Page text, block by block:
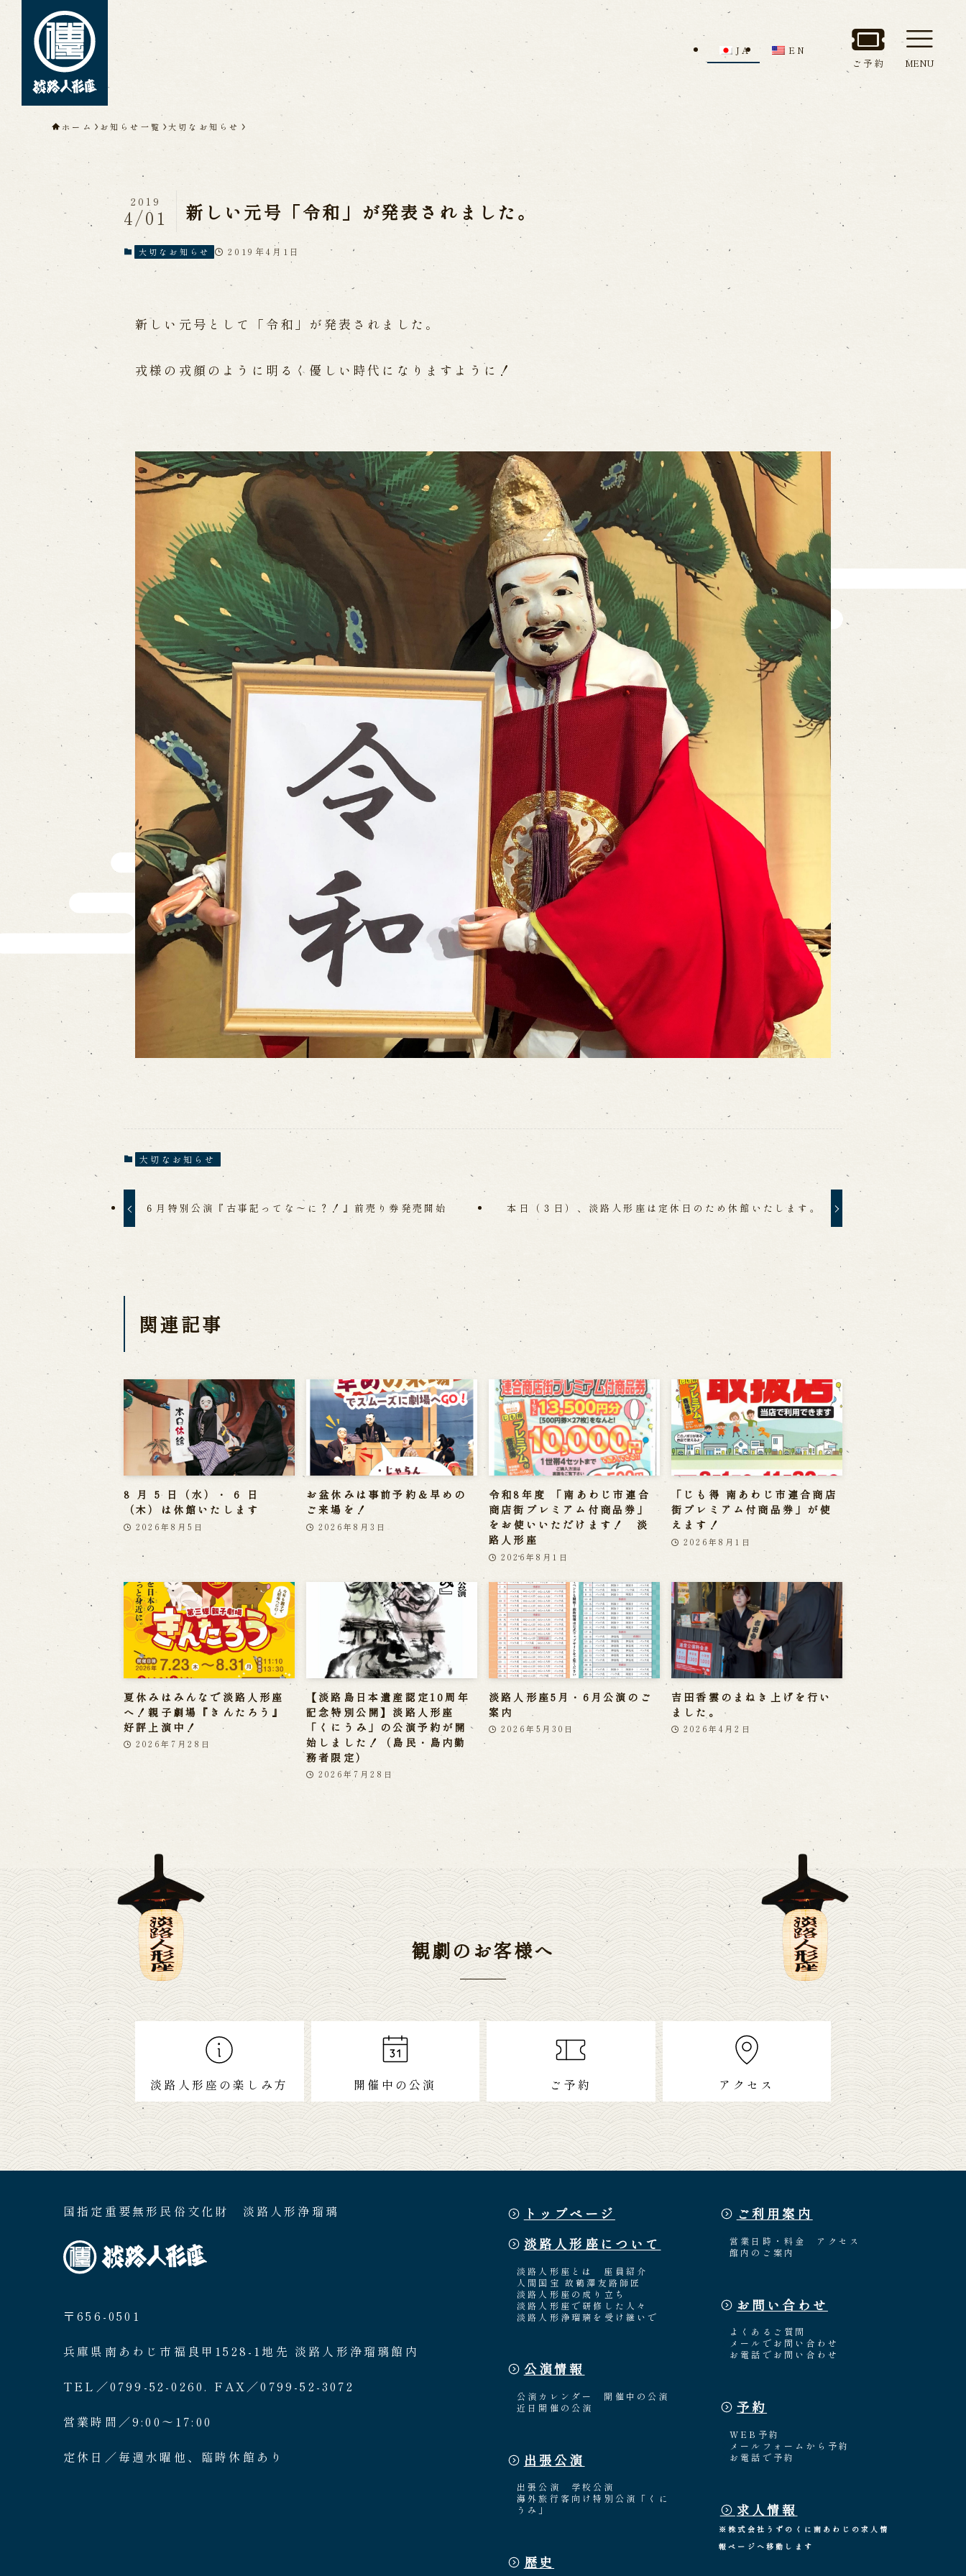
淡路人形座について
人間国宝 故鶴澤友路師匠
淡路人形浄瑠璃を受け継いで
公演情報
近日開催の公演
出張公演 海外旅行客向け特別公演「くにうみ」
歴史
淡路島と国生み神話
淡路人形浄瑠璃の歴史
淡路人形独自の演目
淡路人形の広がり
南あわじ市の伝統芸能
アクセス
よくあるご質問
メールでお問い合わせ
お電話でお問い合わせ
予約
WEB予約 メールフォームから予約
関連施設
通販サイトうずのくに
道の駅うずしお
うずの丘大鳴門橋記念館
JA EN
ご予約 MENU
ホーム お知らせ一覧 大切なお知らせ
新しい元号「令和」が発表されました。
2019
4/01
大切なお知らせ 2019年4月1日
新しい元号として「令和」が発表されました。
戎様の戎顔のように明るく優しい時代になりますように！
大切なお知らせ
６月特別公演『古事記ってな～に？！』前売り券発売開始 本日（３日）、淡路人形座は定休日のため休館いたします。
関連記事
8 月 5 日（水）・ 6 日
（木）は休館いたします
2026年8月5日
お盆休みは事前予約＆早めの
ご来場を！
2026年8月3日
令和8年度 「南あわじ市連合
商店街プレミアム付商品券」
をお使いいただけます！ 淡
路人形座
2026年8月1日
「じも得 南あわじ市連合商店
街プレミアム付商品券」が使
えます！
2026年8月1日
夏休みはみんなで淡路人形座
へ！親子劇場『きんたろう』
好評上演中！
2026年7月28日
【淡路島日本遺産認定10周年
記念特別公開】淡路人形座
「くにうみ」の公演予約が開
始しました！（島民・島内勤
務者限定）
2026年7月28日
淡路人形座5月・6月公演のご
案内
2026年5月30日
吉田香雲のまねき上げを行い
ました。
2026年4月2日
観劇のお客様へ
淡路人形座の楽しみ方 開催中の公演 ご予約 アクセス
国指定重要無形民俗文化財 淡路人形浄瑠璃
〒656-0501
兵庫県南あわじ市福良甲1528-1地先 淡路人形浄瑠璃館内
TEL／0799-52-0260. FAX／0799-52-3072
営業時間／9:00〜17:00
定休日／毎週水曜他、臨時休館あり
トップページ
淡路人形座について
淡路人形座とは
座員紹介
人間国宝 故鶴澤友路師匠
淡路人形座の成り立ち
淡路人形座で研修した人々
淡路人形浄瑠璃を受け継いで
公演情報
公演カレンダー
開催中の公演
近日開催の公演
出張公演
出張公演
学校公演
海外旅行客向け特別公演「くに
うみ」
歴史
ご利用案内
営業日時・料金
アクセス
館内のご案内
お問い合わせ
よくあるご質問
メールでお問い合わせ
お電話でお問い合わせ
予約
WEB予約
メールフォームから予約
お電話で予約
求人情報
※株式会社うずのくに南あわじの求人情
報ページへ移動します